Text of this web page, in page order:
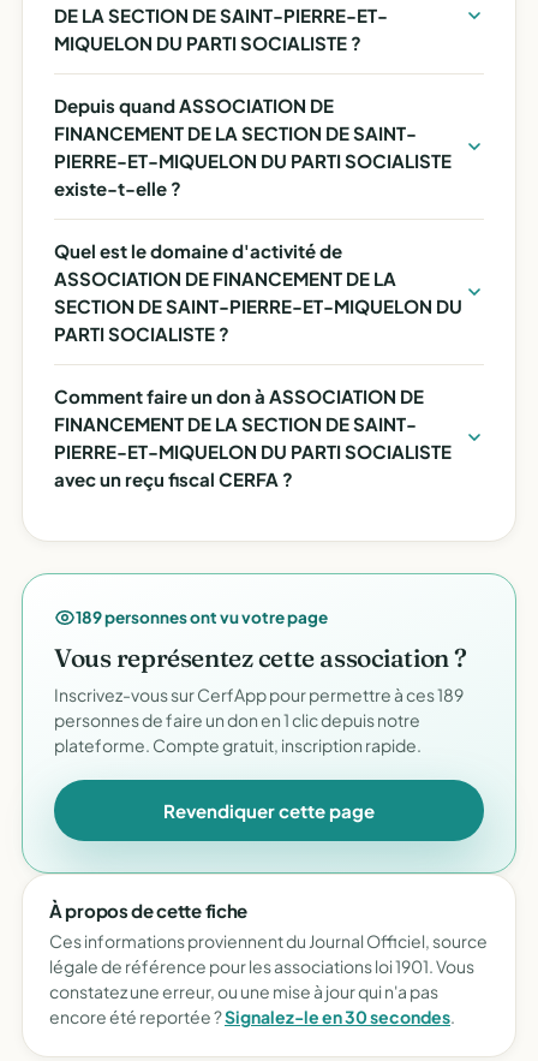
DE LA SECTION DE SAINT-PIERRE-ET-
MIQUELON DU PARTI SOCIALISTE ?
Depuis quand ASSOCIATION DE
FINANCEMENT DE LA SECTION DE SAINT-
PIERRE-ET-MIQUELON DU PARTI SOCIALISTE
existe-t-elle ?
Quel est le domaine d'activité de
ASSOCIATION DE FINANCEMENT DE LA
SECTION DE SAINT-PIERRE-ET-MIQUELON DU
PARTI SOCIALISTE ?
Comment faire un don à ASSOCIATION DE
FINANCEMENT DE LA SECTION DE SAINT-
PIERRE-ET-MIQUELON DU PARTI SOCIALISTE
avec un reçu fiscal CERFA ?
189 personnes ont vu votre page
Vous représentez cette association ?
Inscrivez-vous sur CerfApp pour permettre à ces 189
personnes de faire un don en 1 clic depuis notre
plateforme. Compte gratuit, inscription rapide.
Revendiquer cette page
À propos de cette fiche
Ces informations proviennent du Journal Officiel, source
légale de référence pour les associations loi 1901. Vous
constatez une erreur, ou une mise à jour qui n'a pas
encore été reportée ?Signalez-le en 30 secondes.